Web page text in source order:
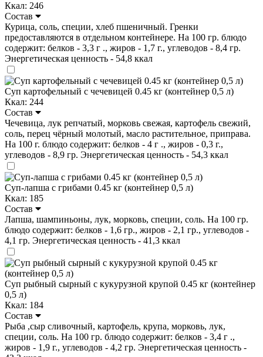
Ккал: 246
Состав
Курица, соль, специи, хлеб пшеничный. Гренки
предоставляются в отдельном контейнере. На 100 гр. блюдо
содержит: белков - 3,3 г ., жиров - 1,7 г., углеводов - 8,4 гр.
Энергетическая ценность - 54,8 ккал
Суп картофельный с чечевицей 0.45 кг (контейнер 0,5 л)
Ккал: 244
Состав
Чечевица, лук репчатый, морковь свежая, картофель свежий,
соль, перец чёрный молотый, масло растительное, приправа.
На 100 г. блюдо содержит: белков - 4 г ., жиров - 0,3 г.,
углеводов - 8,9 гр. Энергетическая ценность - 54,3 ккал
Суп-лапша с грибами 0.45 кг (контейнер 0,5 л)
Ккал: 185
Состав
Лапша, шампиньоны, лук, морковь, специи, соль. На 100 гр.
блюдо содержит: белков - 1,6 гр., жиров - 2,1 гр., углеводов -
4,1 гр. Энергетическая ценность - 41,3 ккал
Суп рыбный сырный с кукурузной крупой 0.45 кг (контейнер
0,5 л)
Ккал: 184
Состав
Рыба ,сыр сливочный, картофель, крупа, морковь, лук,
специи, соль. На 100 гр. блюдо содержит: белков - 3,4 г .,
жиров - 1,9 г., углеводов - 4,2 гр. Энергетическая ценность -